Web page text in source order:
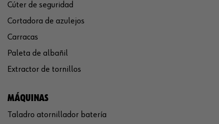
Cúter de seguridad
Cortadora de azulejos
Carracas
Paleta de albañil
Extractor de tornillos
MÁQUINAS
Taladro atornillador batería